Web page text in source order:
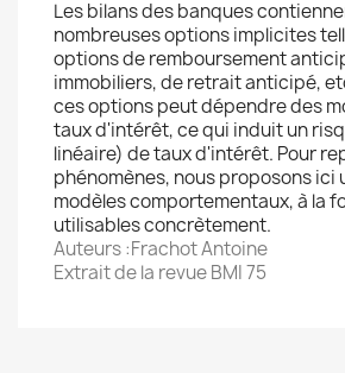
Les bilans des banques
nombreuses options implicites
options de remboursement
immobiliers, de retrait anticipé,
ces options peut dépendre des
taux d'intérêt, ce qui induit un
linéaire) de taux d'intérêt. Pour
phénomènes, nous proposons ici
modèles comportementaux, à la
utilisables concrètement.
Auteurs :Frachot Antoine
Extrait de la revue BMI 75